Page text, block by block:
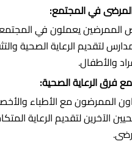
في المجتمع:
الممرضين يعملون في
لتقديم الرعاية الصحية
والأطفال.
فرق الرعاية الصحية:
الممرضون مع الأطباء
الآخرين لتقديم الرعاية